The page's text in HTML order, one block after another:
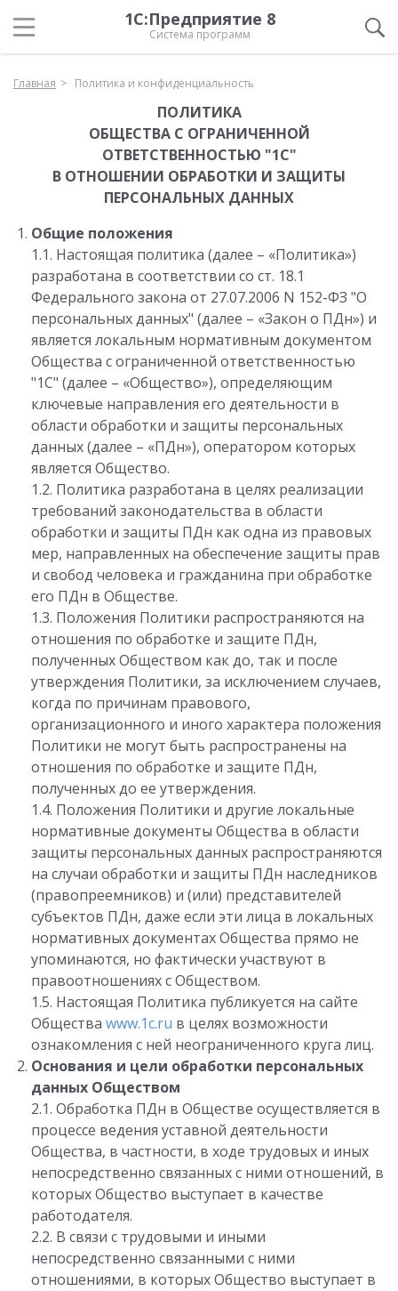
1С:Предприятие 8
Система программ
Главная Политика и конфиденциальность
ПОЛИТИКА
ОБЩЕСТВА С ОГРАНИЧЕННОЙ
ОТВЕТСТВЕННОСТЬЮ "1С"
В ОТНОШЕНИИ ОБРАБОТКИ И ЗАЩИТЫ
ПЕРСОНАЛЬНЫХ ДАННЫХ
Общие положения
1.1. Настоящая политика (далее – «Политика»)
разработана в соответствии со ст. 18.1
Федерального закона от 27.07.2006 N 152-ФЗ "О
персональных данных" (далее – «Закон о ПДн») и
является локальным нормативным документом
Общества с ограниченной ответственностью
"1С" (далее – «Общество»), определяющим
ключевые направления его деятельности в
области обработки и защиты персональных
данных (далее – «ПДн»), оператором которых
является Общество.
1.2. Политика разработана в целях реализации
требований законодательства в области
обработки и защиты ПДн как одна из правовых
мер, направленных на обеспечение защиты прав
и свобод человека и гражданина при обработке
его ПДн в Обществе.
1.3. Положения Политики распространяются на
отношения по обработке и защите ПДн,
полученных Обществом как до, так и после
утверждения Политики, за исключением случаев,
когда по причинам правового,
организационного и иного характера положения
Политики не могут быть распространены на
отношения по обработке и защите ПДн,
полученных до ее утверждения.
1.4. Положения Политики и другие локальные
нормативные документы Общества в области
защиты персональных данных распространяются
на случаи обработки и защиты ПДн наследников
(правопреемников) и (или) представителей
субъектов ПДн, даже если эти лица в локальных
нормативных документах Общества прямо не
упоминаются, но фактически участвуют в
правоотношениях с Обществом.
1.5. Настоящая Политика публикуется на сайте
Общества www.1c.ru в целях возможности
ознакомления с ней неограниченного круга лиц.
Основания и цели обработки персональных
данных Обществом
2.1. Обработка ПДн в Обществе осуществляется в
процессе ведения уставной деятельности
Общества, в частности, в ходе трудовых и иных
непосредственно связанных с ними отношений, в
которых Общество выступает в качестве
работодателя.
2.2. В связи с трудовыми и иными
непосредственно связанными с ними
отношениями, в которых Общество выступает в